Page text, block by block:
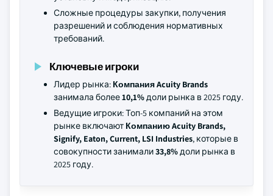
Сложные процедуры закупки, получения
разрешений и соблюдения нормативных
требований.
Ключевые игроки
Лидер рынка: Компания Acuity Brands
занимала более10,1%доли рынка в 2025 году.
Ведущие игроки: Топ-5 компаний на этом
рынке включают Компанию Acuity Brands,
Signify, Eaton, Current, LSI Industries, которые в
совокупности занимали33,8%доли рынка в
2025 году.